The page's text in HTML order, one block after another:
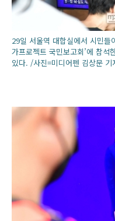
29일 서울역 대합실에서 시민들
가프로젝트 국민보고회’에 참
있다. /사진=미디어펜 김상문 기